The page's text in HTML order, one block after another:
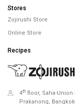
Stores
Zojirushi Store
Online Store
Recipes
4th floor, Saha-
Prakanong,